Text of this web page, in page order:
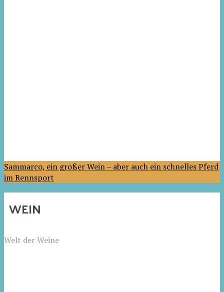
Sammarco, ein großer Wein – aber auch ein schnelles Pferd
im Rennsport
WEIN
Welt der Weine